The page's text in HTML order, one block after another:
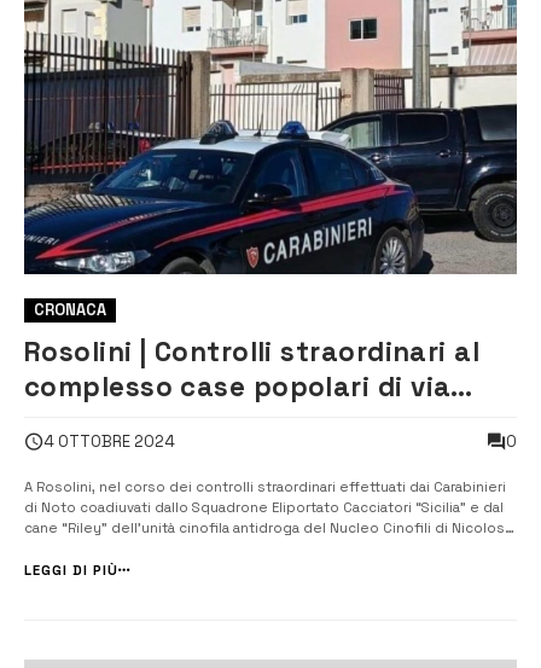
CRONACA
Rosolini | Controlli straordinari al
complesso case popolari di via
4 OTTOBRE 2024 0
A Rosolini, nel corso dei controlli straordinari effettuati dai Carabinieri
di Noto coadiuvati dallo Squadrone Eliportato Cacciatori “Sicilia” e dal
cane “Riley” dell’unità cinofila antidroga del Nucleo Cinofili di Nicolosi,
furto di energia elettrica e sono in corso di approfondime...
LEGGI DI PIÙ